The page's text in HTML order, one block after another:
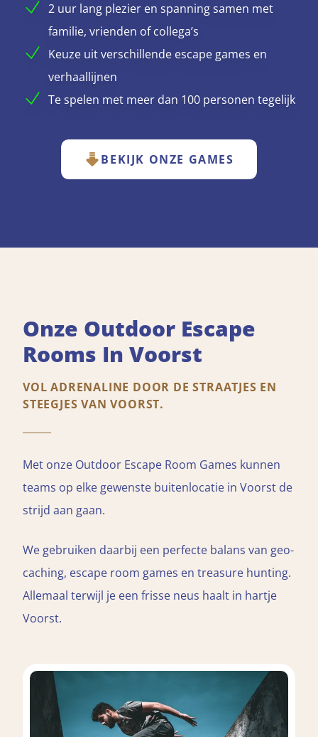
2 uur lang plezier en spanning samen met
familie, vrienden of collega’s
Keuze uit verschillende escape games en
verhaallijnen
Te spelen met meer dan 100 personen tegelijk
BEKIJK ONZE GAMES
Onze Outdoor Escape
Rooms In Voorst
VOL ADRENALINE DOOR DE STRAATJES EN
STEEGJES VAN VOORST.
Met onze Outdoor Escape Room Games kunnen
teams op elke gewenste buitenlocatie in Voorst de
strijd aan gaan.
We gebruiken daarbij een perfecte balans van geo-
caching, escape room games en treasure hunting.
Allemaal terwijl je een frisse neus haalt in hartje
Voorst.